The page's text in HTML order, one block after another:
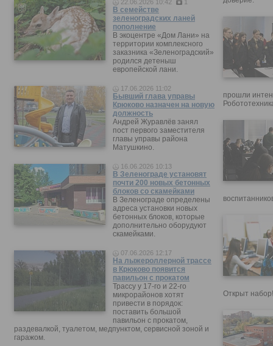
22.06.2026 10:42 1
В семействе
зеленоградских ланей
пополнение
В экоцентре «Дом Лани» на
территории комплексного
заказника «Зеленоградский»
родился детеныш
европейской лани.
17.06.2026 11:02
Бывший глава управы
Крюково назначен на новую
должность
Андрей Журавлёв занял
пост первого заместителя
главы управы района
Матушкино.
16.06.2026 10:13
В Зеленограде установят
почти 200 новых бетонных
блоков со скамейками
В Зеленограде определены
адреса установки новых
бетонных блоков, которые
дополнительно оборудуют
скамейками.
07.06.2026 12:17
На лыжероллерной трассе
в Крюково появится
павильон с прокатом
Трассу у 17-го и 22-го
микрорайонов хотят
привести в порядок:
поставить большой
павильон с прокатом,
раздевалкой, туалетом, медпунктом, сервисной зоной и
гаражом.
прошли
Открыт набор!